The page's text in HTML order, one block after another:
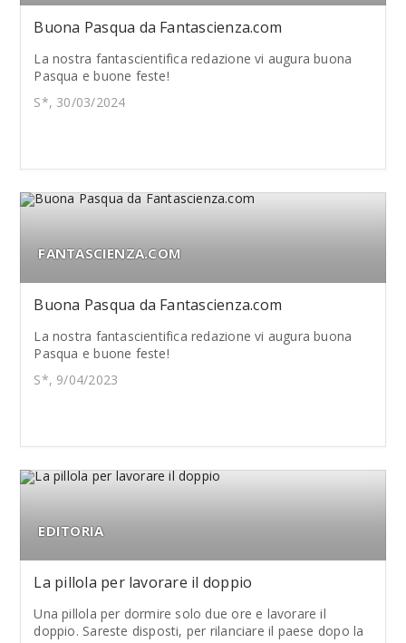
Buona Pasqua da Fantascienza.com
La nostra fantascientifica redazione vi augura buona
Pasqua e buone feste!
S*, 30/03/2024
FANTASCIENZA.COM
Buona Pasqua da Fantascienza.com
La nostra fantascientifica redazione vi augura buona
Pasqua e buone feste!
S*, 9/04/2023
EDITORIA
La pillola per lavorare il doppio
Una pillola per dormire solo due ore e lavorare il
doppio. Sareste disposti, per rilanciare il paese dopo la